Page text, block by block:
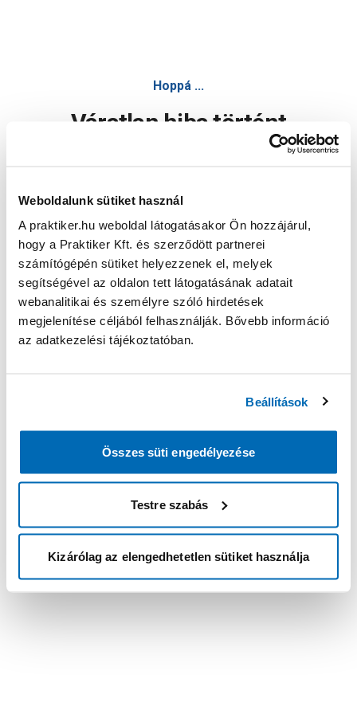
Weboldalunk sütiket használ
A praktiker.hu weboldal látogatásakor Ön hozzájárul,
hogy a Praktiker Kft. és szerződött partnerei
számítógépén sütiket helyezzenek el, melyek
segítségével az oldalon tett látogatásának adatait
webanalitikai és személyre szóló hirdetések
megjelenítése céljából felhasználják. Bővebb információ
az adatkezelési tájékoztatóban.
Beállítások
Összes süti engedélyezése
Testre szabás
Kizárólag az elengedhetetlen sütiket használja
Hoppá ...
Váratlan hiba történt
Oldal újratöltése